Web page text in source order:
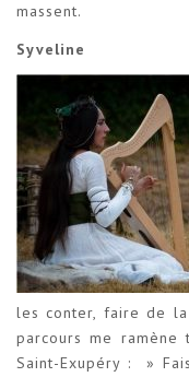
massent.
Syveline
les conter, faire de
parcours me ramène
Saint-Exupéry : »